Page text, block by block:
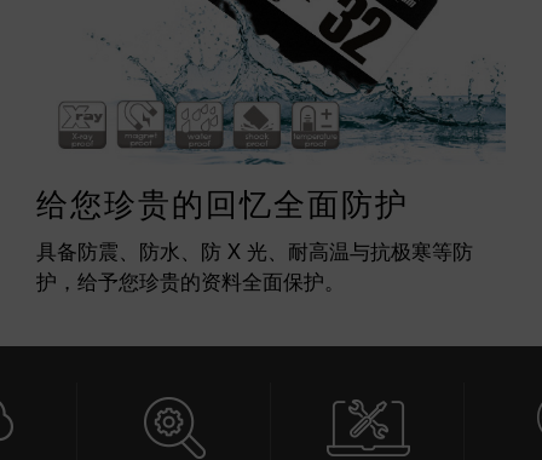
给您珍贵的回忆全面防护
具备防震、防水、防 X 光、耐高温与抗极寒等防
护，给予您珍贵的资料全面保护。